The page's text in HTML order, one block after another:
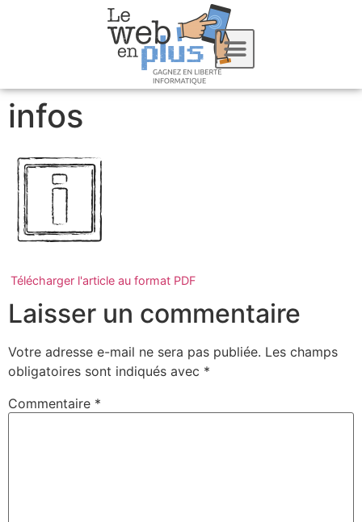
infos
Télécharger l'article au format PDF
Laisser un commentaire
Votre adresse e-mail ne sera pas publiée. Les champs
obligatoires sont indiqués avec *
Commentaire *